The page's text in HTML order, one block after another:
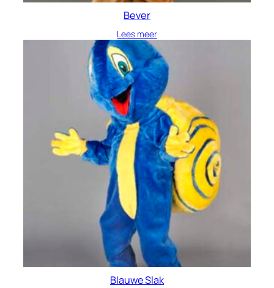
Bever
Lees meer
Blauwe Slak